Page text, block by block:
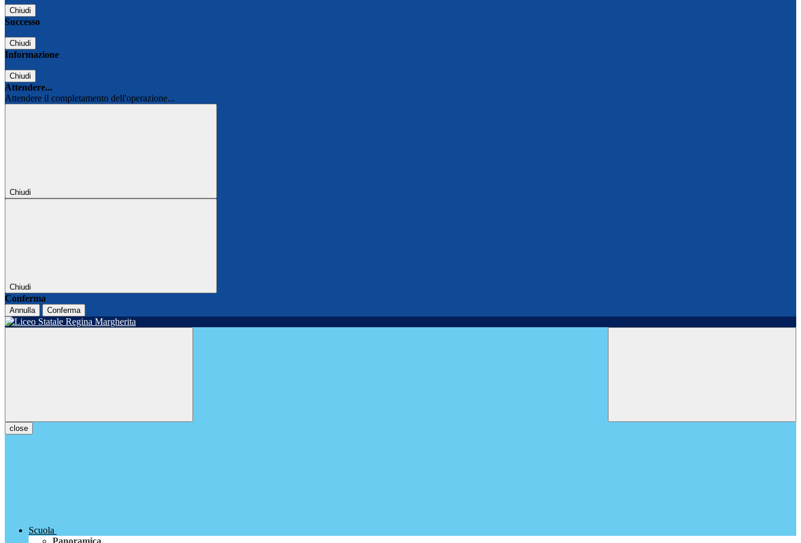
Chiudi
Successo
Chiudi
Informazione
Chiudi
Attendere...
Attendere il completamento dell'operazione...
Chiudi
Chiudi
Conferma
Annulla Conferma
close
Scuola